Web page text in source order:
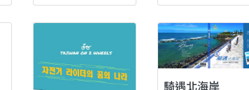
騎遇北海岸